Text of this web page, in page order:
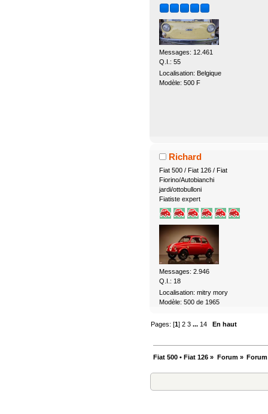
Messages: 12.461
Q.I.: 55
Localisation: Belgique
Modèle: 500 F
Richard
Fiat 500 / Fiat 126 / Fiat
Fiorino/Autobianchi
jardi/ottobulloni
Fiatiste expert
Messages: 2.946
Q.I.: 18
Localisation: mitry mory
Modèle: 500 de 1965
Pages: [1]2 3 ... 14 En haut
Fiat 500 • Fiat 126 » Forum»